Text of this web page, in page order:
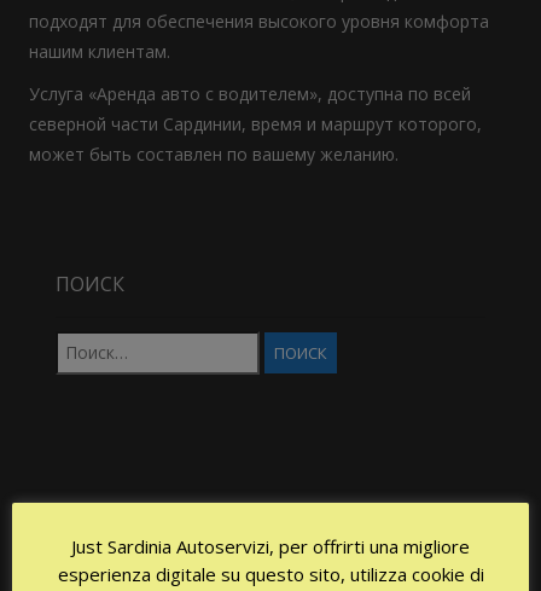
подходят для обеспечения высокого уровня комфорта
нашим клиентам.
Услуга «Аренда авто с водителем», доступна по всей
северной части Сардинии, время и маршрут которого,
может быть составлен по вашему желанию.
ПОИСК
Найти:
Видеоплеер
Just Sardinia Autoservizi, per offrirti una migliore
esperienza digitale su questo sito, utilizza cookie di